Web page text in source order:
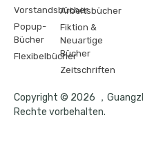
Vorstandsbücher
Popup-
Bücher
Flexibelbücher
Arbeitsbücher
Fiktion &
Neuartige
Bücher
Zeitschriften
Copyright © 2026 ，
Rechte vorbehalten.